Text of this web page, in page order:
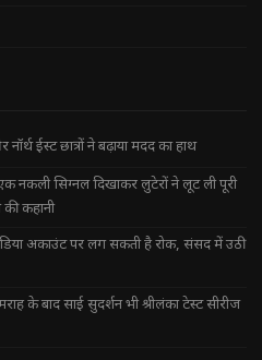
ईस्ट छात्रों ने बढ़ाया मदद का हाथ
सिग्नल दिखाकर लुटेरों ने लूट ली पूरी
कहानी
अकाउंट पर लग सकती है रोक, संसद में उठी
के बाद साई सुदर्शन भी श्रीलंका टेस्ट सीरीज